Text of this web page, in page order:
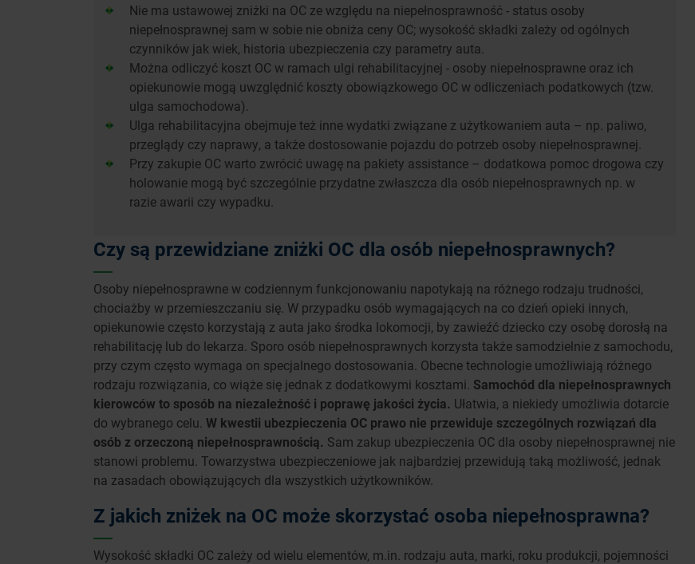
Nie ma ustawowej zniżki na OC ze względu na niepełnosprawność - status osoby
niepełnosprawnej sam w sobie nie obniża ceny OC; wysokość składki zależy od ogólnych
czynników jak wiek, historia ubezpieczenia czy parametry auta.
Można odliczyć koszt OC w ramach ulgi rehabilitacyjnej - osoby niepełnosprawne oraz ich
opiekunowie mogą uwzględnić koszty obowiązkowego OC w odliczeniach podatkowych (tzw.
ulga samochodowa).
Ulga rehabilitacyjna obejmuje też inne wydatki związane z użytkowaniem auta – np. paliwo,
przeglądy czy naprawy, a także dostosowanie pojazdu do potrzeb osoby niepełnosprawnej.
Przy zakupie OC warto zwrócić uwagę na pakiety assistance – dodatkowa pomoc drogowa czy
holowanie mogą być szczególnie przydatne zwłaszcza dla osób niepełnosprawnych np. w
razie awarii czy wypadku.
Czy są przewidziane zniżki OC dla osób niepełnosprawnych?
Osoby niepełnosprawne w codziennym funkcjonowaniu napotykają na różnego rodzaju trudności,
chociażby w przemieszczaniu się. W przypadku osób wymagających na co dzień opieki innych,
opiekunowie często korzystają z auta jako środka lokomocji, by zawieźć dziecko czy osobę dorosłą na
rehabilitację lub do lekarza. Sporo osób niepełnosprawnych korzysta także samodzielnie z samochodu,
przy czym często wymaga on specjalnego dostosowania. Obecne technologie umożliwiają różnego
rodzaju rozwiązania, co wiąże się jednak z dodatkowymi kosztami. Samochód dla niepełnosprawnych
kierowców to sposób na niezależność i poprawę jakości życia. Ułatwia, a niekiedy umożliwia dotarcie
do wybranego celu. W kwestii ubezpieczenia OC prawo nie przewiduje szczególnych rozwiązań dla
osób z orzeczoną niepełnosprawnością. Sam zakup ubezpieczenia OC dla osoby niepełnosprawnej nie
stanowi problemu. Towarzystwa ubezpieczeniowe jak najbardziej przewidują taką możliwość, jednak
na zasadach obowiązujących dla wszystkich użytkowników.
Z jakich zniżek na OC może skorzystać osoba niepełnosprawna?
Wysokość składki OC zależy od wielu elementów, m.in. rodzaju auta, marki, roku produkcji, pojemności